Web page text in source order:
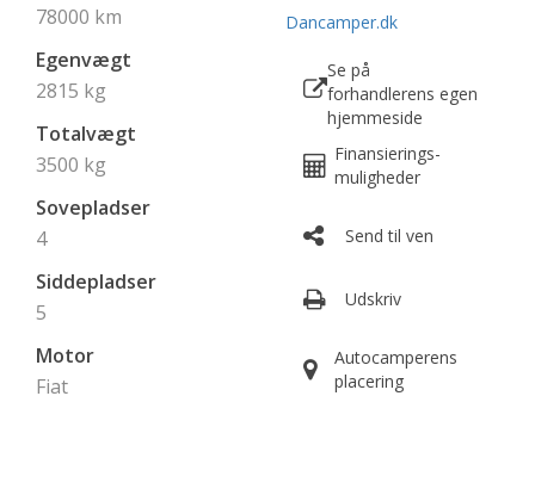
78000 km
Egenvægt
2815 kg
Totalvægt
3500 kg
Sovepladser
4
Siddepladser
5
Motor
Fiat
Dancamper.dk
Se på
forhandlerens egen
hjemmeside
Finansierings-
muligheder
Send til ven
Udskriv
Autocamperens
placering